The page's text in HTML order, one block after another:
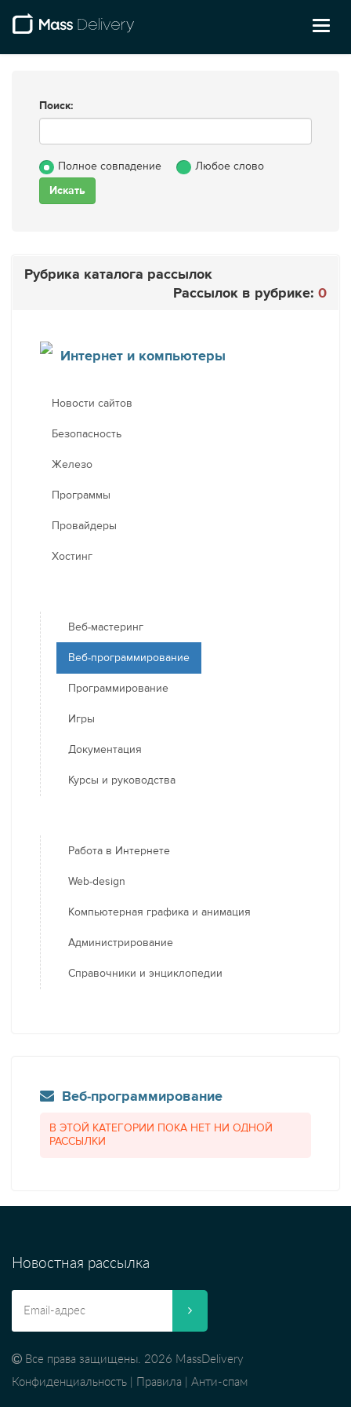
Поиск:
Полное совпадение Любое слово
Рубрика каталога рассылок
Рассылок в рубрике: 0
Интернет и компьютеры
Новости сайтов
Безопасность
Железо
Программы
Провайдеры
Хостинг
Веб-мастеринг
Веб-программирование
Программирование
Игры
Документация
Курсы и руководства
Работа в Интернете
Web-design
Компьютерная графика и анимация
Администрирование
Справочники и энциклопедии
Веб-программирование
В ЭТОЙ КАТЕГОРИИ ПОКА НЕТ НИ ОДНОЙ
РАССЫЛКИ
Новостная рассылка
Все права защищены. 2026 MassDelivery
Конфиденциальность
Правила Анти-спам